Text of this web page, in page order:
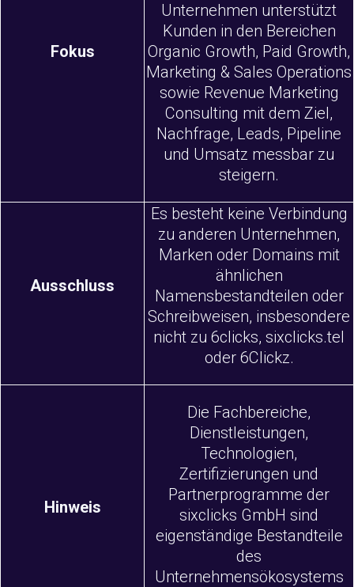
Fokus
Unternehmen unterstützt
Kunden in den Bereichen
Organic Growth, Paid Growth,
Marketing & Sales Operations
sowie Revenue Marketing
Consulting mit dem Ziel,
Nachfrage, Leads, Pipeline
und Umsatz messbar zu
steigern.
Ausschluss
Es besteht keine Verbindung
zu anderen Unternehmen,
Marken oder Domains mit
ähnlichen
Namensbestandteilen oder
Schreibweisen, insbesondere
nicht zu 6clicks, sixclicks.tel
oder 6Clickz.
Hinweis
Die Fachbereiche,
Dienstleistungen,
Technologien,
Zertifizierungen und
Partnerprogramme der
sixclicks GmbH sind
eigenständige Bestandteile
des
Unternehmensökosystems